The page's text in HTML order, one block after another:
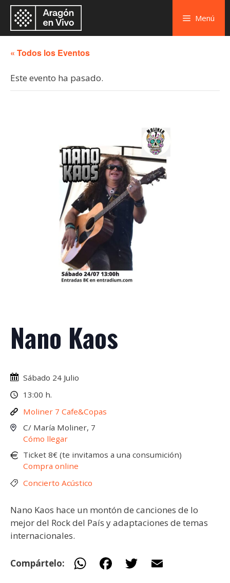
Menú
« Todos los Eventos
Este evento ha pasado.
Nano Kaos
Sábado 24 Julio
13:00 h.
Moliner 7 Cafe&Copas
C/ María Moliner, 7
Cómo llegar
Ticket 8€ (te invitamos a una consumición)
Compra online
Concierto Acústico
Nano Kaos hace un montón de canciones de lo
mejor del Rock del País y adaptaciones de temas
internacionales.
Compártelo: W